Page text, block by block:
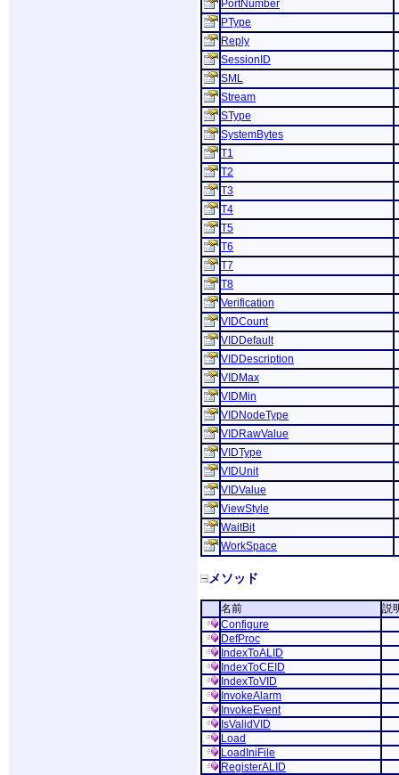
PortNumber
PType
Reply
SessionID
SML
Stream
SType
SystemBytes
T1
T2
T3
T4
T5
T6
T7
T8
Verification
VIDCount
VIDDefault
VIDDescription
VIDMax
VIDMin
VIDNodeType
VIDRawValue
VIDType
VIDUnit
VIDValue
ViewStyle
WaitBit
WorkSpace
メソッド
名前
説
Configure
DefProc
IndexToALID
IndexToCEID
IndexToVID
InvokeAlarm
InvokeEvent
IsValidVID
Load
LoadIniFile
RegisterALID